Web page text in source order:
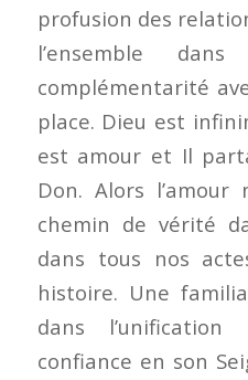
profusion des
l’ensemble
complémentarité
place. Dieu est
est amour et Il
Don. Alors
chemin de vérité
dans tous nos
histoire. Une
dans
confiance en son